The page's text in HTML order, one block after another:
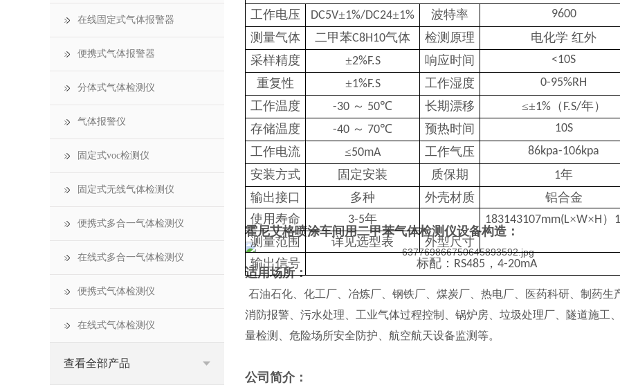
工作电压 DC5V±1%/DC24±1% 波特率 9600
测量气体 二甲苯C8H10气体 检测原理
电化学 红外
采样精度
±2%F.S 响应时间 <10S
重复性 ±1%F.S 工作湿度 0-95%RH
工作温度 -30 ～ 50℃ 长期漂移 ≤±1%（ F.S/年）
存储温度
-40 ～ 70℃ 预热时间 10S
工作电流 ≤50mA 工作气压 86kpa-106kpa
安装方式 固定安装 质保期 1年
输出接口
多种 外壳材质
铝合金
使用寿命
3-5年
外型尺寸
183143107mm(L×W×H ）
测量范围
详见选型表
输出信号
标配： RS485 ， 4-20mA
霍尼艾格喷涂车间用二甲苯气体检测仪设备构造：
适用场所：
石油石化、化工厂、冶炼厂、钢铁厂、煤炭厂、热电厂、医药科研、制药
消防报警、污水处理、工业气体过程控制、锅炉房、垃圾处理厂、隧道施工
量检测、危险场所安全防护、 航空航天设备监测等。
公司简介：
在线固定式气体报警器
便携式气体报警器
分体式气体检测仪
气体报警仪
固定式voc检测仪
固定式无线气体检测仪
便携式多合一气体检测仪
在线式多合一气体检测仪
便携式气体检测仪
在线式气体检测仪
查看全部产品